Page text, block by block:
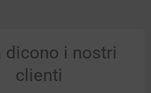
dicono i nostri
clienti